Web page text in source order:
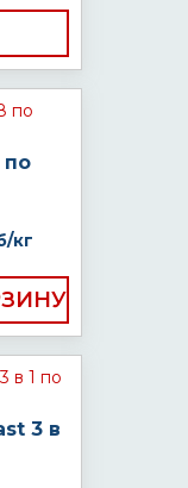
по
кг
3 в